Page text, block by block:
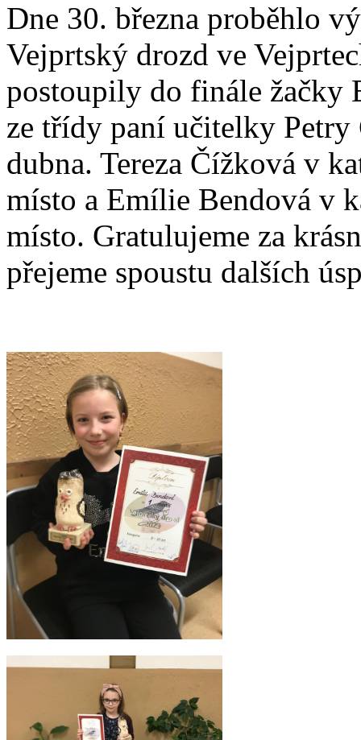
Dne 30. března proběhlo
Vejprtský drozd ve
postoupily do finále žačky
ze třídy paní učitelky
dubna. Tereza Čížková v
místo a Emílie Bendová v
místo. Gratulujeme za
přejeme spoustu dalších